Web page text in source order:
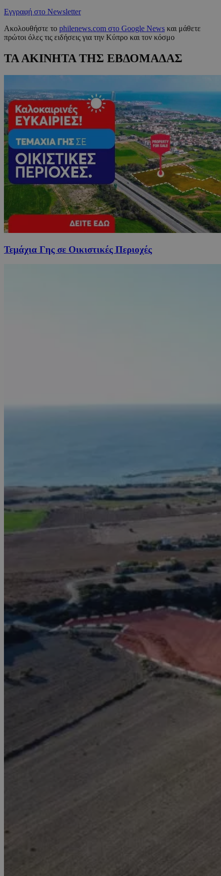
Εγγραφή στο Newsletter
Ακολουθήστε το philenews.com στο Google News και μάθετε
πρώτοι όλες τις ειδήσεις για την Κύπρο και τον κόσμο
ΤΑ ΑΚΙΝΗΤΑ ΤΗΣ ΕΒΔΟΜΑΔΑΣ
Τεμάχια Γης σε Οικιστικές Περιοχές